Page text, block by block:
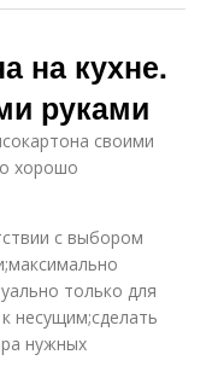
на кухне.
руками
своими
хорошо
с выбором
только для
несущим;сделать
нужных